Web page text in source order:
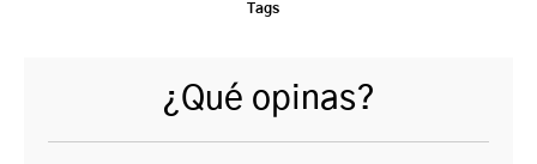
Tags
¿Qué opinas?